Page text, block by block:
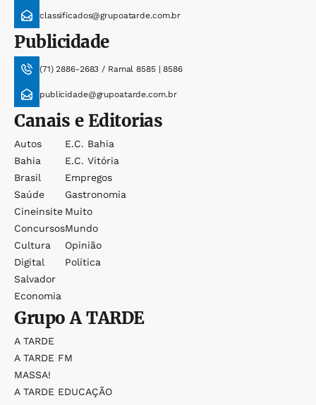
classificados@grupoatarde.com.br
Publicidade
(71) 2886-2683 / Ramal 8585 | 8586
publicidade@grupoatarde.com.br
Canais e Editorias
Autos
Bahia
Brasil
Saúde
Cineinsite
Concursos
Cultura
Digital
Salvador
Economia
E.c. Bahia
E.c. Vitória
Empregos
Gastronomia
Muito
Mundo
Opinião
Política
GrupoA TARDE
A TARDE
A TARDE FM
MASSA!
A TARDE EDUCAÇÃO